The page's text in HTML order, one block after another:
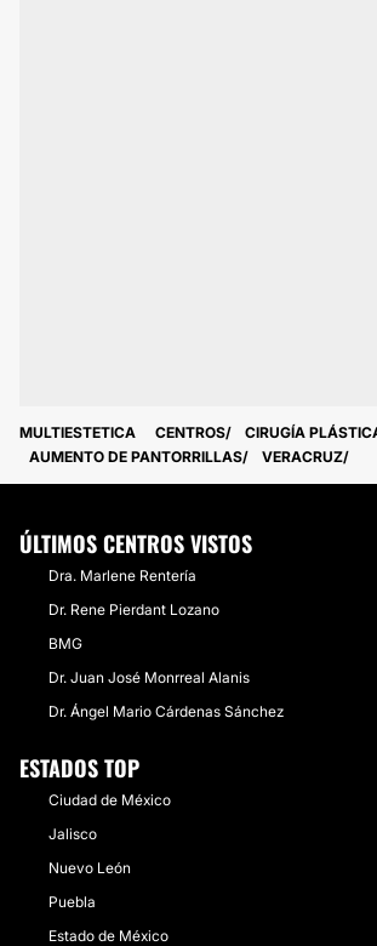
MULTIESTETICA CENTROS
CIRUGÍA
AUMENTO DE PANTORRILLAS
VERACRUZ
ÚLTIMOS CENTROS VISTOS
Dra. Marlene Rentería
Dr. Rene Pierdant Lozano
BMG
Dr. Juan José Monrreal Alanis
Dr. Ángel Mario Cárdenas Sánchez
ESTADOS TOP
Ciudad de México
Jalisco
Nuevo León
Puebla
Estado de México